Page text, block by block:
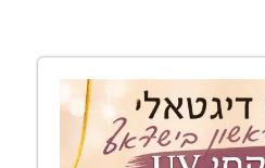
המקורי
היה:
₪555.00.
הנוכחי
הוא:
₪369.00.